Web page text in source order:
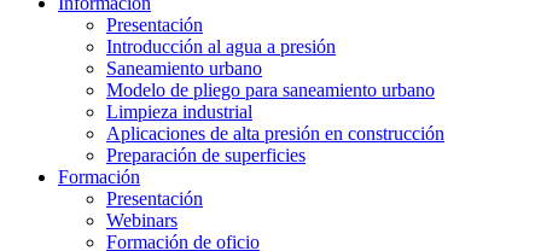
Presentación
Introducción al agua a presión
Saneamiento urbano
Modelo de pliego para saneamiento urbano
Limpieza industrial
Aplicaciones de alta presión en construcción
Preparación de superficies
Formación
Presentación
Webinars
Formación de oficio